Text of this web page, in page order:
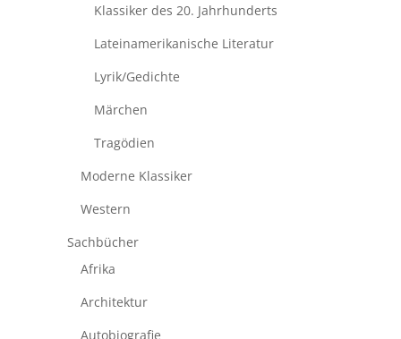
Klassiker des 20. Jahrhunderts
Lateinamerikanische Literatur
Lyrik/Gedichte
Märchen
Tragödien
Moderne Klassiker
Western
Sachbücher
Afrika
Architektur
Autobiografie